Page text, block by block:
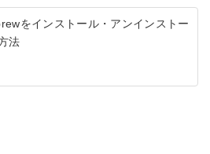
をインストール・アンインストー
法